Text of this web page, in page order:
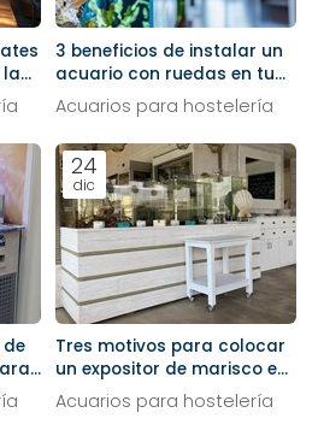
la
3 beneficios de instalar un
acuario con ruedas en tu
restaurante
Acuarios para hostelería
24
dic
Tres motivos para colocar
un expositor de marisco en
tu negocio
Acuarios para hostelería